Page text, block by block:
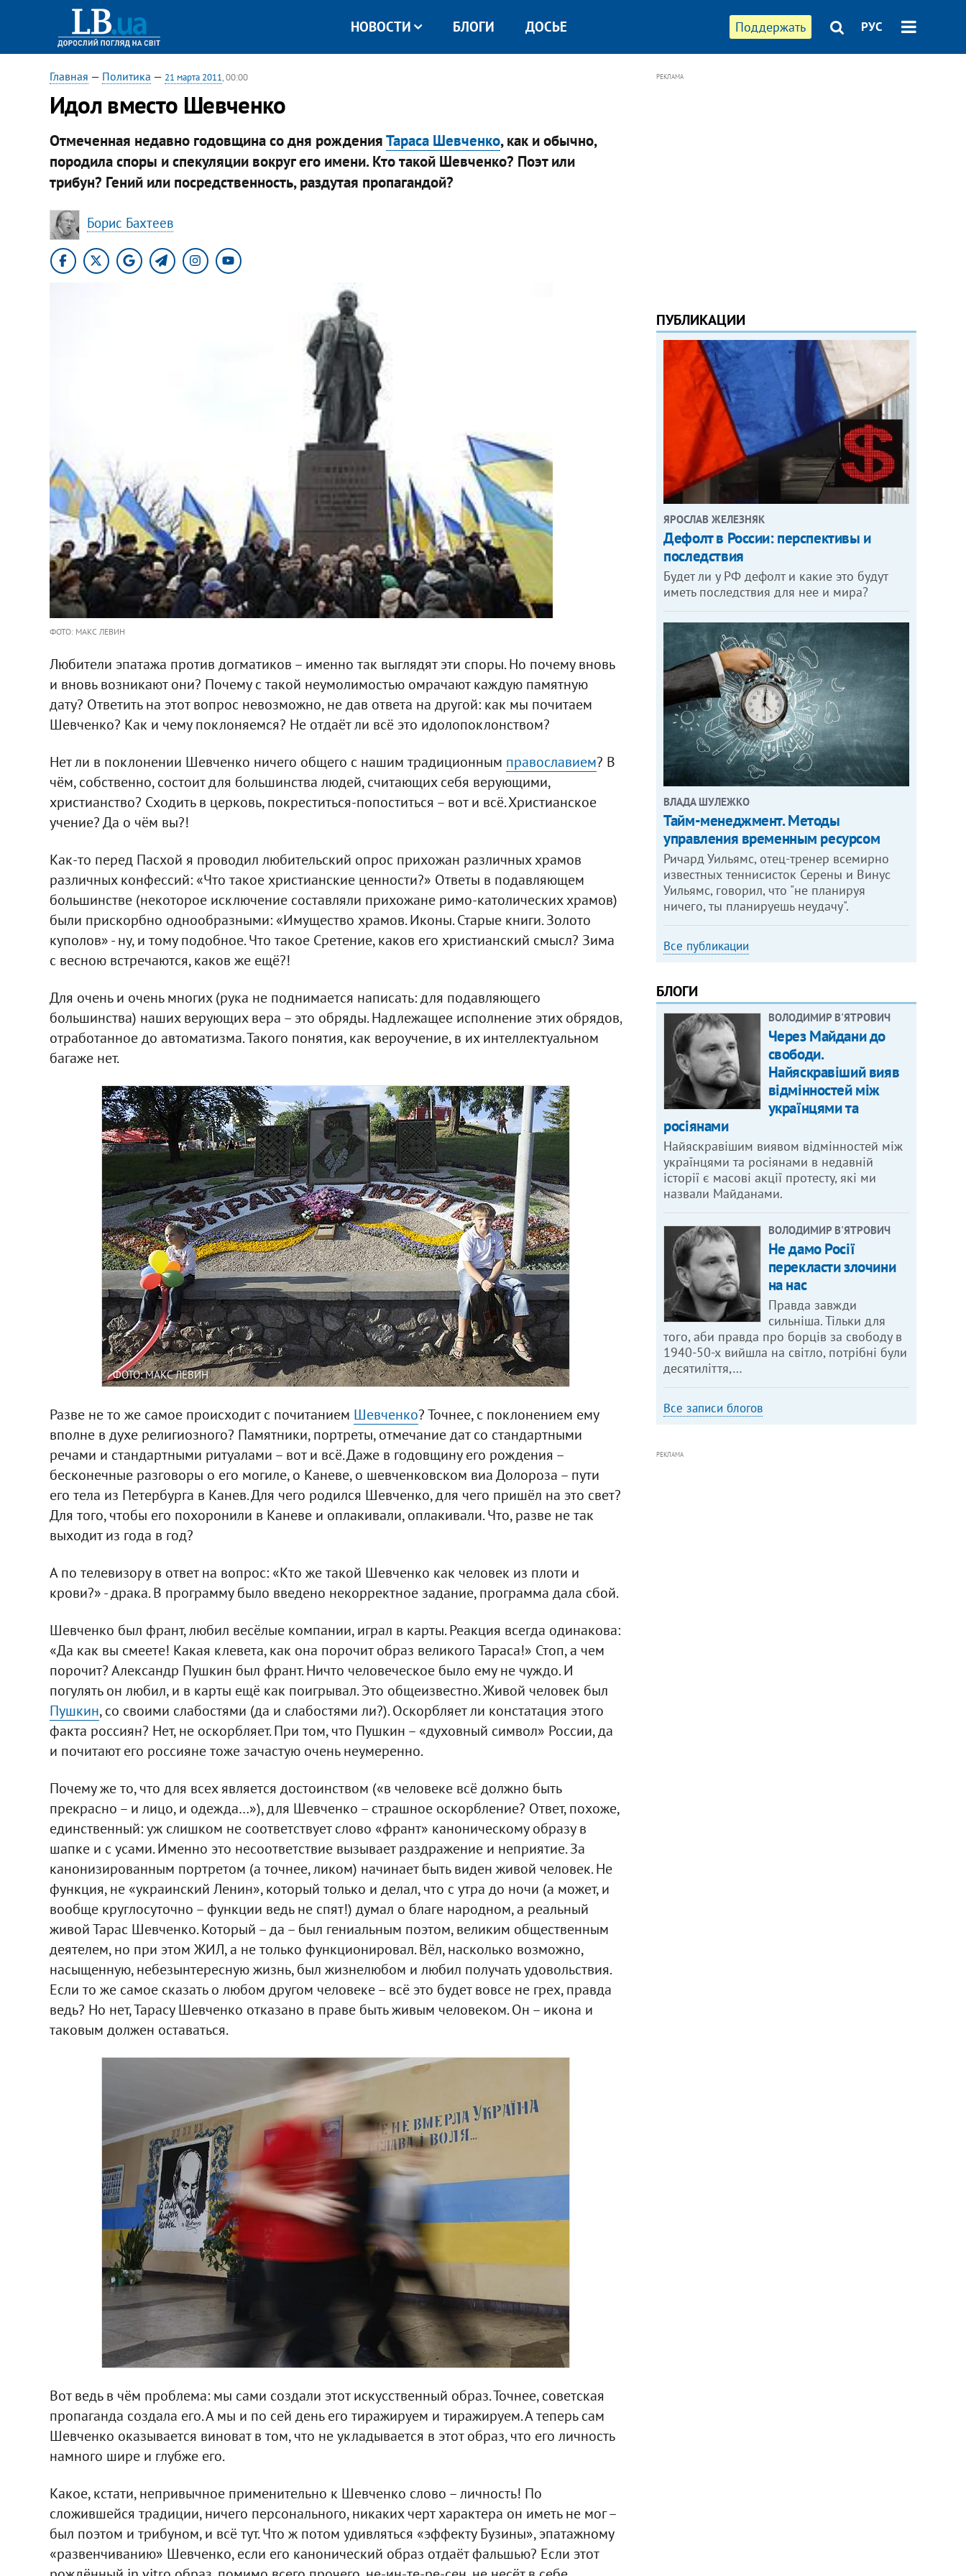
Поддержать РУС
НОВОСТИ БЛОГИ ДОСЬЕ
Главная — Политика — 21 марта 2011, 00:00
Идол вместо Шевченко
Отмеченная недавно годовщина со дня рожденияТараса Шевченко, как и обычно,
породила споры и спекуляции вокруг его имени. Кто такой Шевченко? Поэт или
трибун? Гений или посредственность, раздутая пропагандой?
Борис Бахтеев
ФОТО: МАКС ЛЕВИН
Любители эпатажа против догматиков – именно так выглядят эти споры. Но почему вновь
и вновь возникают они? Почему с такой неумолимостью омрачают каждую памятную
дату? Ответить на этот вопрос невозможно, не дав ответа на другой: как мы почитаем
Шевченко? Как и чему поклоняемся? Не отдаёт ли всё это идолопоклонством?
Нет ли в поклонении Шевченко ничего общего с нашим традиционным православием? В
чём, собственно, состоит для большинства людей, считающих себя верующими,
христианство? Сходить в церковь, покреститься-попоститься – вот и всё. Христианское
учение? Да о чём вы?!
Как-то перед Пасхой я проводил любительский опрос прихожан различных храмов
различных конфессий: «Что такое христианские ценности?» Ответы в подавляющем
большинстве (некоторое исключение составляли прихожане римо-католических храмов)
были прискорбно однообразными: «Имущество храмов. Иконы. Старые книги. Золото
куполов» - ну, и тому подобное. Что такое Сретение, каков его христианский смысл? Зима
с весною встречаются, каков же ещё?!
Для очень и очень многих (рука не поднимается написать: для подавляющего
большинства) наших верующих вера – это обряды. Надлежащее исполнение этих обрядов,
отработанное до автоматизма. Такого понятия, как вероучение, в их интеллектуальном
багаже нет.
ФОТО: МАКС ЛЕВИН
Разве не то же самое происходит с почитанием Шевченко? Точнее, с поклонением ему
вполне в духе религиозного? Памятники, портреты, отмечание дат со стандартными
речами и стандартными ритуалами – вот и всё. Даже в годовщину его рождения –
бесконечные разговоры о его могиле, о Каневе, о шевченковском виа Долороза – пути
его тела из Петербурга в Канев. Для чего родился Шевченко, для чего пришёл на это свет?
Для того, чтобы его похоронили в Каневе и оплакивали, оплакивали. Что, разве не так
выходит из года в год?
А по телевизору в ответ на вопрос: «Кто же такой Шевченко как человек из плоти и
крови?» - драка. В программу было введено некорректное задание, программа дала сбой.
Шевченко был франт, любил весёлые компании, играл в карты. Реакция всегда одинакова:
«Да как вы смеете! Какая клевета, как она порочит образ великого Тараса!» Стоп, а чем
порочит? Александр Пушкин был франт. Ничто человеческое было ему не чуждо. И
погулять он любил, и в карты ещё как поигрывал. Это общеизвестно. Живой человек был
Пушкин, со своими слабостями (да и слабостями ли?). Оскорбляет ли констатация этого
факта россиян? Нет, не оскорбляет. При том, что Пушкин – «духовный символ» России, да
и почитают его россияне тоже зачастую очень неумеренно.
Почему же то, что для всех является достоинством («в человеке всё должно быть
прекрасно – и лицо, и одежда…»), для Шевченко – страшное оскорбление? Ответ, похоже,
единственный: уж слишком не соответствует слово «франт» каноническому образу в
шапке и с усами. Именно это несоответствие вызывает раздражение и неприятие. За
канонизированным портретом (а точнее, ликом) начинает быть виден живой человек. Не
функция, не «украинский Ленин», который только и делал, что с утра до ночи (а может, и
вообще круглосуточно – функции ведь не спят!) думал о благе народном, а реальный
живой Тарас Шевченко. Который – да – был гениальным поэтом, великим общественным
деятелем, но при этом ЖИЛ, а не только функционировал. Вёл, насколько возможно,
насыщенную, небезынтересную жизнь, был жизнелюбом и любил получать удовольствия.
Если то же самое сказать о любом другом человеке – всё это будет вовсе не грех, правда
ведь? Но нет, Тарасу Шевченко отказано в праве быть живым человеком. Он – икона и
таковым должен оставаться.
Вот ведь в чём проблема: мы сами создали этот искусственный образ. Точнее, советская
пропаганда создала его. А мы и по сей день его тиражируем и тиражируем. А теперь сам
Шевченко оказывается виноват в том, что не укладывается в этот образ, что его личность
намного шире и глубже его.
Какое, кстати, непривычное применительно к Шевченко слово – личность! По
сложившейся традиции, ничего персонального, никаких черт характера он иметь не мог –
был поэтом и трибуном, и всё тут. Что ж потом удивляться «эффекту Бузины», эпатажному
«развенчиванию» Шевченко, если его канонический образ отдаёт фальшью? Если этот
РЕКЛАМА
ПУБЛИКАЦИИ
ЯРОСЛАВ ЖЕЛЕЗНЯК
Дефолт в России: перспективы и
последствия
Будет ли у РФ дефолт и какие это будут
иметь последствия для нее и мира?
ВЛАДА ШУЛЕЖКО
Тайм-менеджмент. Методы
управления временным ресурсом
Ричард Уильямс, отец-тренер всемирно
известных теннисисток Серены и Винус
Уильямс, говорил, что "не планируя
ничего, ты планируешь неудачу".
Все публикации
БЛОГИ
ВОЛОДИМИР В'ЯТРОВИЧ
Через Майдани до
свободи.
Найяскравіший вияв
відмінностей між
українцями та
росіянами
Найяскравішим виявом відмінностей між
українцями та росіянами в недавній
історії є масові акції протесту, які ми
назвали Майданами.
ВОЛОДИМИР В'ЯТРОВИЧ
Не дамо Росії
перекласти злочини
на нас
Правда завжди
сильніша. Тільки для
того, аби правда про борців за свободу в
1940-50-х вийшла на світло, потрібні були
десятиліття,…
Все записи блогов
РЕКЛАМА